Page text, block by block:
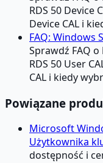
RDS 50 Device
Device CAL i
FAQ: Windows
Sprawdź FAQ
RDS 50 User
CAL i kiedy
Powiązane
Microsoft
Użytkownika
dostępność i